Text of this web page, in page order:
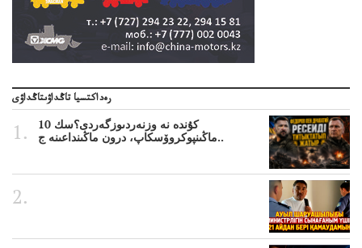
رەداكتسيا تاڭداۋىتاڭداۋى
10 كۇندە نە وزنەردىوزگەردى؟سك
ماڭىنپوكروۆسكاپ، درون ماڭىنداعىنە ج..